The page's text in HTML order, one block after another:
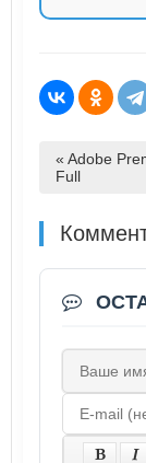
« Adobe
Full